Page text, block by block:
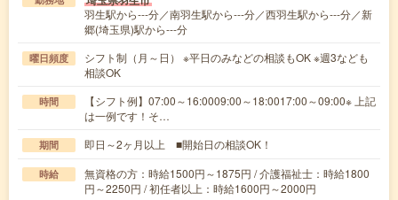
羽生駅から---分／南羽生駅から---分／西羽生駅から---分／新
郷(埼玉県)駅から---分
曜日頻度
シフト制（月～日） ※平日のみなどの相談もOK ※週3なども
相談OK
時間
【シフト例】07:00～16:0009:00～18:0017:00～09:00※ 上記
は一例です！そ…
期間 即日～2ヶ月以上 ■開始日の相談OK！
時給
無資格の方：時給1500円～1875円 / 介護福祉士：時給1800
円～2250円 / 初任者以上：時給1600円～2000円